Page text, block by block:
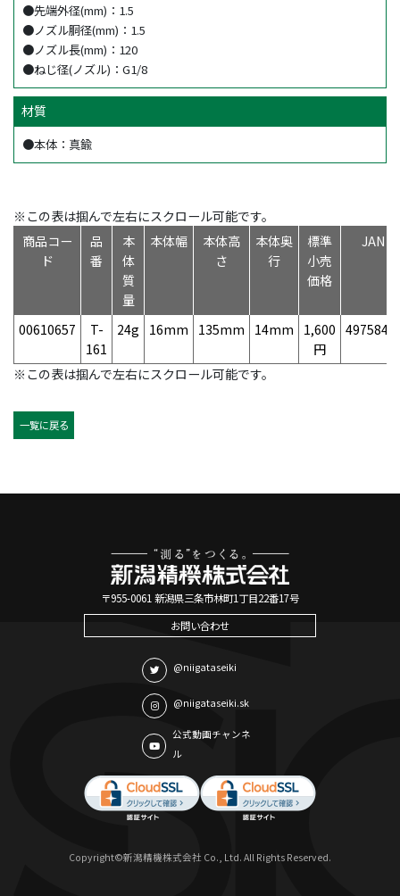
●先端外径(mm)：1.5
●ノズル胴径(mm)：1.5
●ノズル長(mm)：120
●ねじ径(ノズル)：G1/8
材質
●本体：真鍮
※この表は掴んで左右にスクロール可能です。
商品コー
ド
品
番
本
体
質
量
本体幅
本体高
さ
本体奥
行
標準
小売
価格
JAN
00610657
T-
161
24g 16mm 135mm 14mm
1,600
円
※この表は掴んで左右にスクロール可能です。
一覧に戻る
〒955-0061 新潟県三条市林町1丁目22番17号
お問い合わせ
@niigataseiki
@niigataseiki.sk
公式動画チャンネ
ル
Copyright©新潟精機株式会社 Co., Ltd. All Rights Reserved.